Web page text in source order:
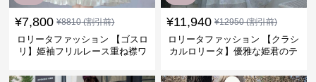
¥7,800 ¥8810(割引前)
ロリータファッション 【ゴスロ
リ】姫袖フリルレース重ね襟ワ
¥11,940 ¥12950(割引前)
ロリータファッション 【クラシ
カルロリータ】優雅な姫君のテ